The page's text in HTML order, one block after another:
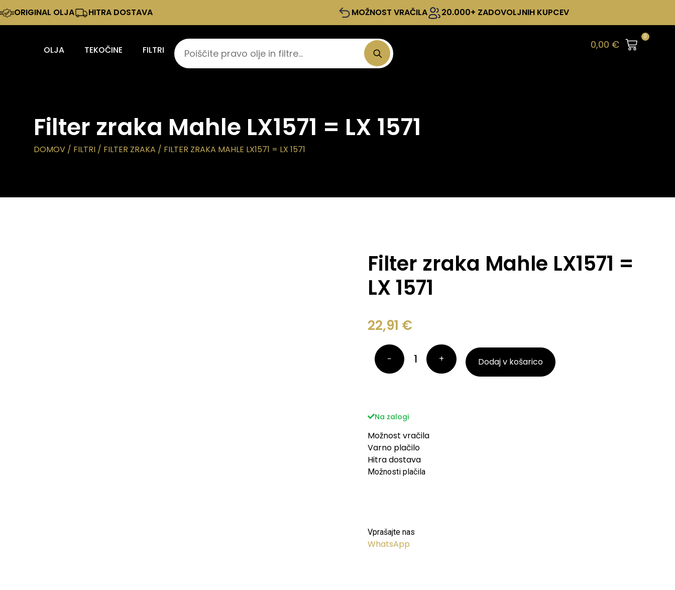
ORIGINAL OLJA HITRA DOSTAVA MOŽNOST VRAČILA 20.000+ ZADOVOLJNIH KUPCEV
OLJA TEKOČINE FILTRI 0,00 €
0
Filter zraka Mahle LX1571 = LX 1571
DOMOV / FILTRI / FILTER ZRAKA / FILTER ZRAKA MAHLE LX1571 = LX 1571
Filter zraka Mahle LX1571 =
LX 1571
22,91 €
− + Dodaj v košarico
Na zalogi
Možnost vračila
Varno plačilo
Hitra dostava
Možnosti plačila
Vprašajte nas
WhatsApp